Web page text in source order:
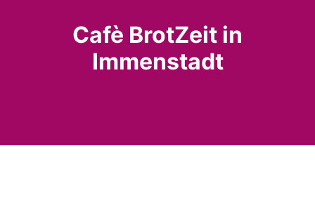
Cafè BrotZeit in
Immenstadt